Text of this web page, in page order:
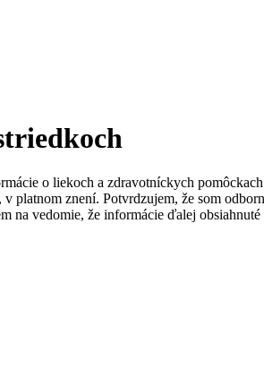
o liekoch a zdravotníckych
znení. Potvrdzujem, že som
vedomie, že informácie ďalej